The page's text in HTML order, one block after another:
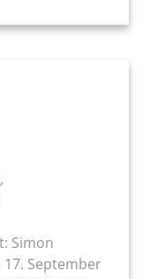
Simon
September